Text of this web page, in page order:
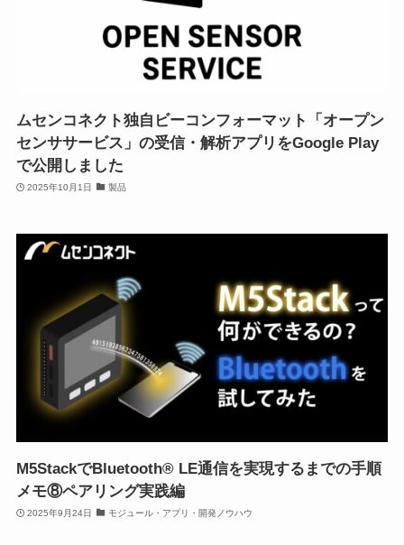
ムセンコネクト独自ビーコンフォーマット「オープン
センササービス」の受信・解析アプリをGoogle Play
で公開しました
2025年10月1日 製品
M5StackでBluetooth® LE通信を実現するまでの手順
メモ⑧ペアリング実践編
2025年9月24日 モジュール・アプリ・開発ノウハウ